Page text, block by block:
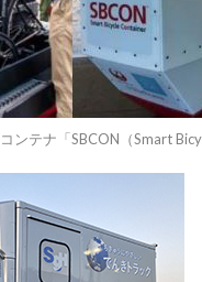
ンテナ「SBCON（Smart